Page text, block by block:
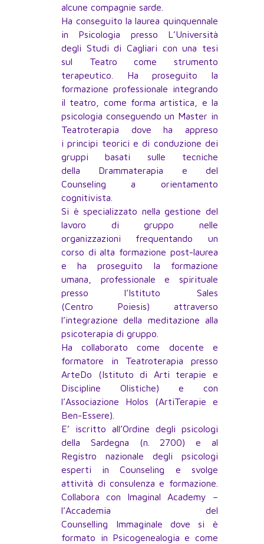
alcune compagnie sarde.
Ha conseguito la laurea quinquennale
in Psicologia presso L’Università
degli Studi di Cagliari con una tesi
sul Teatro come strumento
terapeutico. Ha proseguito la
formazione professionale integrando
il teatro, come forma artistica, e la
psicologia conseguendo un Master in
Teatroterapia dove ha appreso
i principi teorici e di conduzione dei
gruppi basati sulle tecniche
della Drammaterapia e del
Counseling a orientamento
cognitivista.
Si è specializzato nella gestione del
lavoro di gruppo nelle
organizzazioni frequentando un
corso di alta formazione post-laurea
e ha proseguito la formazione
umana, professionale e spirituale
presso l’Istituto Sales
(Centro Poiesis) attraverso
l’integrazione della meditazione alla
psicoterapia di gruppo.
Ha collaborato come docente e
formatore in Teatroterapia presso
ArteDo (Istituto di Arti terapie e
Discipline Olistiche) e con
l’Associazione Holos (ArtiTerapie e
Ben-Essere).
E’ iscritto all’Ordine degli psicologi
della Sardegna (n. 2700) e al
Registro nazionale degli psicologi
esperti in Counseling e svolge
attività di consulenza e formazione.
Collabora con Imaginal Academy –
l’Accademia del
Counselling Immaginale dove si è
formato in Psicogenealogia e come